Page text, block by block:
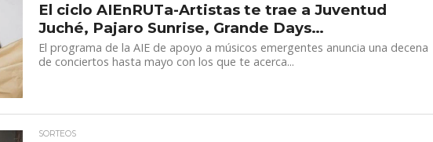
El ciclo AIEnRUTa-Artistas te trae a Juventud
Juché, Pajaro Sunrise, Grande Days…
El programa de la AIE de apoyo a músicos emergentes anuncia una decena
de conciertos hasta mayo con los que te acerca...
SORTEOS